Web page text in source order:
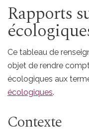
Rapports
Ce tableau de
objet de rendre
écologiques aux
écologiques.
Contexte